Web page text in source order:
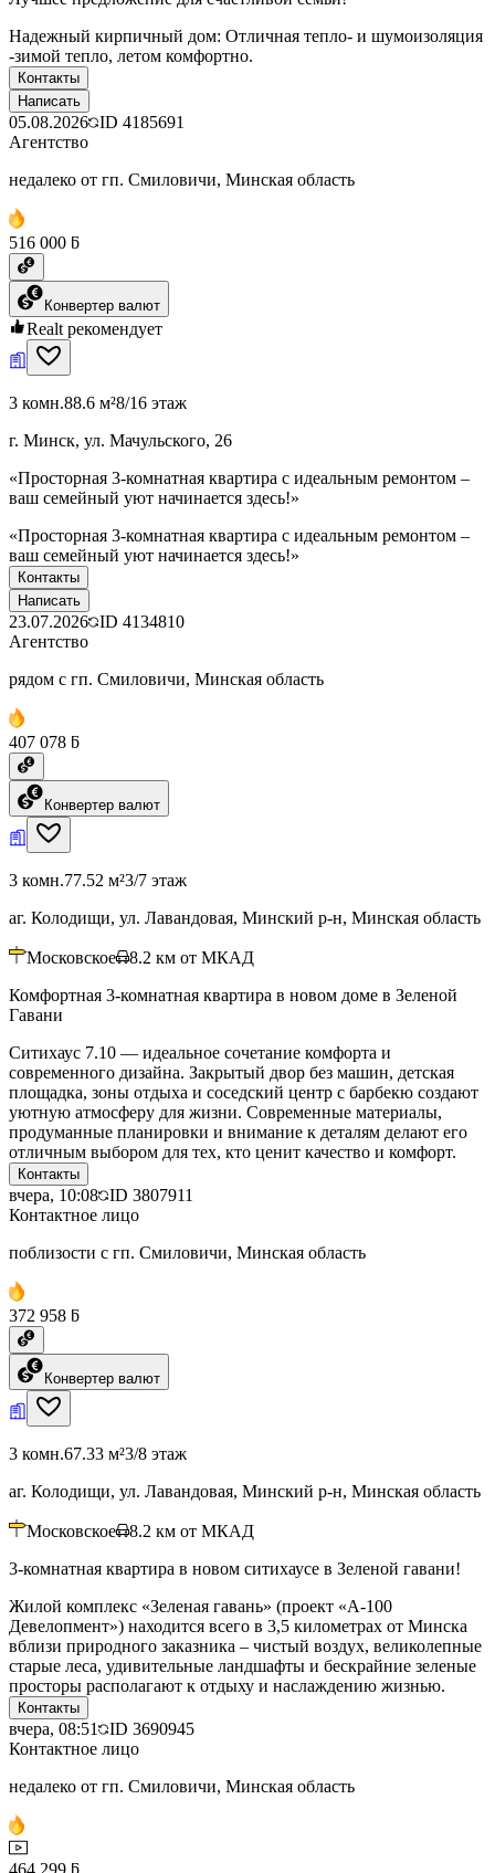
Надежный кирпичный дом: Отличная тепло- и шумоизоляция
-зимой тепло, летом комфортно.
Контакты
Написать
05.08.2026 ID 4185691
Агентство
недалеко от гп. Смиловичи, Минская область
516 000 ƃ
Конвертер валют
Realt рекомендует
3 комн.88.6 м²8/16 этаж
г. Минск, ул. Мачульского, 26
«Просторная 3-комнатная квартира с идеальным ремонтом –
ваш семейный уют начинается здесь!»
«Просторная 3-комнатная квартира с идеальным ремонтом –
ваш семейный уют начинается здесь!»
Контакты
Написать
23.07.2026 ID 4134810
Агентство
рядом с гп. Смиловичи, Минская область
407 078 ƃ
Конвертер валют
3 комн.77.52 м²3/7 этаж
аг. Колодищи, ул. Лавандовая, Минский р-н, Минская область
Московское 8.2 км от МКАД
Комфортная 3-комнатная квартира в новом доме в Зеленой
Гавани
Ситихаус 7.10 — идеальное сочетание комфорта и
современного дизайна. Закрытый двор без машин, детская
площадка, зоны отдыха и соседский центр с барбекю создают
уютную атмосферу для жизни. Современные материалы,
продуманные планировки и внимание к деталям делают его
отличным выбором для тех, кто ценит качество и комфорт.
Контакты
вчера, 10:08 ID 3807911
Контактное лицо
поблизости с гп. Смиловичи, Минская область
372 958 ƃ
Конвертер валют
3 комн.67.33 м²3/8 этаж
аг. Колодищи, ул. Лавандовая, Минский р-н, Минская область
Московское 8.2 км от МКАД
3-комнатная квартира в новом ситихаусе в Зеленой гавани!
Жилой комплекс «Зеленая гавань» (проект «А-100
Девелопмент») находится всего в 3,5 километрах от Минска
вблизи природного заказника – чистый воздух, великолепные
старые леса, удивительные ландшафты и бескрайние зеленые
просторы располагают к отдыху и наслаждению жизнью.
Контакты
вчера, 08:51 ID 3690945
Контактное лицо
недалеко от гп. Смиловичи, Минская область
464 299 ƃ